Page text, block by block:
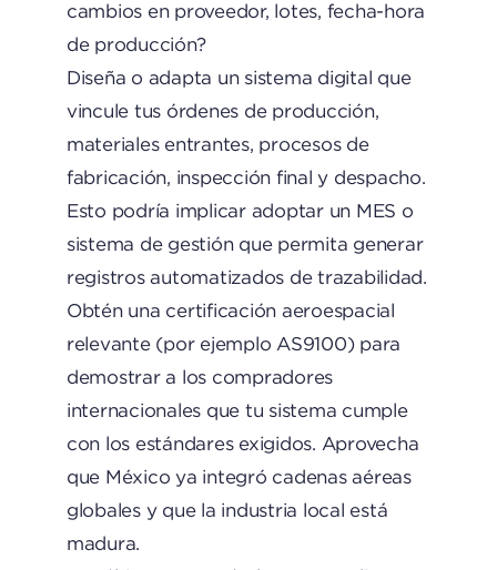
cambios en proveedor, lotes, fecha-hora
de producción?
Diseña o adapta un sistema digital que
vincule tus órdenes de producción,
materiales entrantes, procesos de
fabricación, inspección final y despacho.
Esto podría implicar adoptar un MES o
sistema de gestión que permita generar
registros automatizados de trazabilidad.
Obtén una certificación aeroespacial
relevante (por ejemplo AS9100) para
demostrar a los compradores
internacionales que tu sistema cumple
con los estándares exigidos. Aprovecha
que México ya integró cadenas aéreas
globales y que la industria local está
madura.